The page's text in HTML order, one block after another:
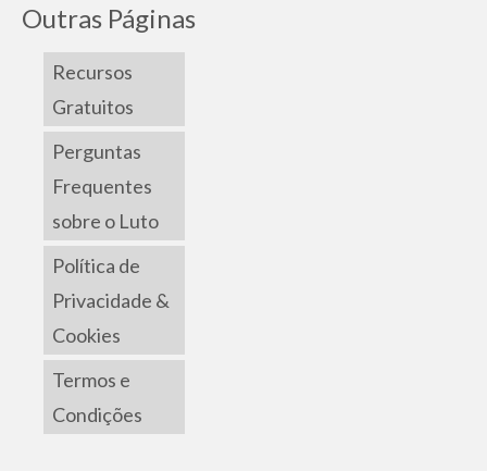
Outras Páginas
Recursos
Gratuitos
Perguntas
Frequentes
sobre o Luto
Política de
Privacidade &
Cookies
Termos e
Condições